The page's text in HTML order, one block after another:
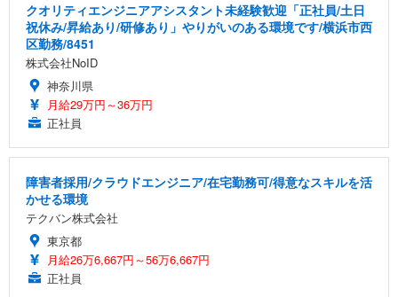
クオリティエンジニアアシスタント未経験歓迎「正社員/土日
祝休み/昇給あり/研修あり」やりがいのある環境です/横浜市西
区勤務/8451
株式会社NoID
神奈川県
月給29万円～36万円
正社員
障害者採用/クラウドエンジニア/在宅勤務可/得意なスキルを活
かせる環境
テクバン株式会社
東京都
月給26万6,667円～56万6,667円
正社員